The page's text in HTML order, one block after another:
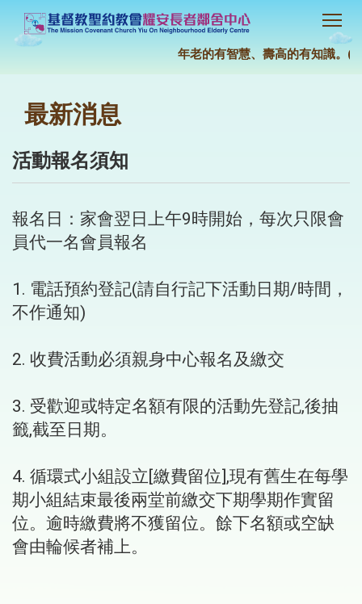
年老的有智慧、壽高的有知識。(
最新消息
活動報名須知
報名日：家會翌日上午9時開始，每次只限會
員代一名會員報名
1. 電話預約登記(請自行記下活動日期/時間，
不作通知)
2. 收費活動必須親身中心報名及繳交
3. 受歡迎或特定名額有限的活動先登記,後抽
籤,截至日期。
4. 循環式小組設立[繳費留位],現有舊生在每學
期小組結束最後兩堂前繳交下期學期作實留
位。逾時繳費將不獲留位。餘下名額或空缺
會由輪候者補上。